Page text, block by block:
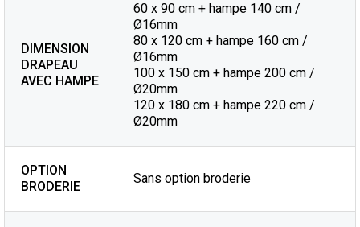
DIMENSION
DRAPEAU
AVEC HAMPE
60 x 90 cm + hampe 140 cm /
Ø16mm
80 x 120 cm + hampe 160 cm /
Ø16mm
100 x 150 cm + hampe 200 cm /
Ø20mm
120 x 180 cm + hampe 220 cm /
Ø20mm
OPTION
BRODERIE
Sans option broderie